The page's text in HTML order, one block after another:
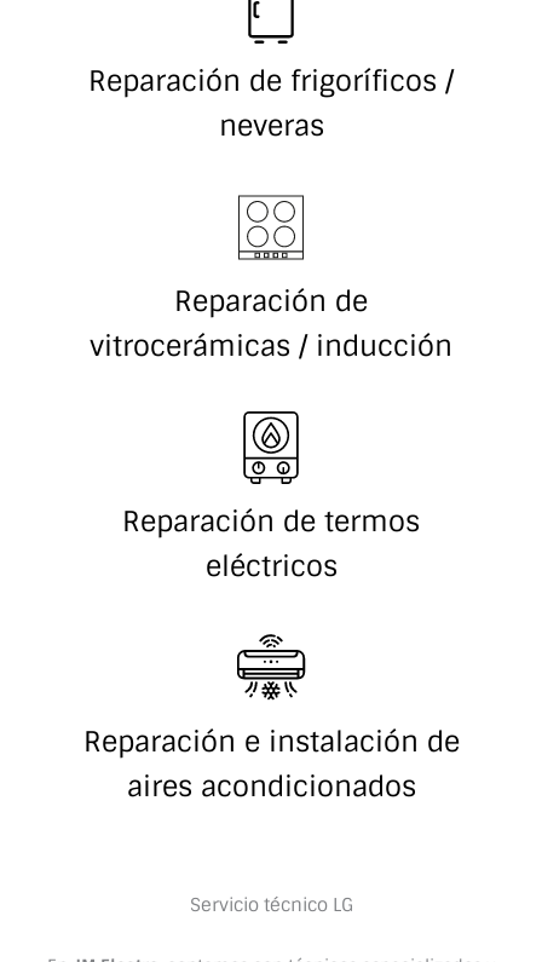
Reparación de frigoríficos /
neveras
Reparación de
vitrocerámicas / inducción
Reparación de termos
eléctricos
Reparación e instalación de
aires acondicionados
Servicio técnico LG